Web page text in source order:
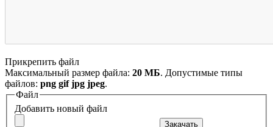
Прикрепить файл
Максимальный размер файла: 20 МБ. Допустимые типы
файлов: png gif jpg jpeg.
Файл
Добавить новый файл